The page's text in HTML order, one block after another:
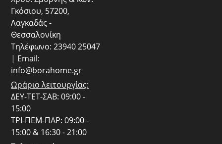
Γκόσιου, 57200,
Λαγκαδάς -
Θεσσαλονίκη
Τηλέφωνο: 23940 25047
| Email:
info@borahome.gr
Ωράριο λειτουργίας:
ΔΕΥ-ΤΕΤ-ΣΑΒ: 09:00 -
15:00
ΤΡΙ-ΠΕΜ-ΠΑΡ: 09:00 -
15:00 & 16:30 - 21:00